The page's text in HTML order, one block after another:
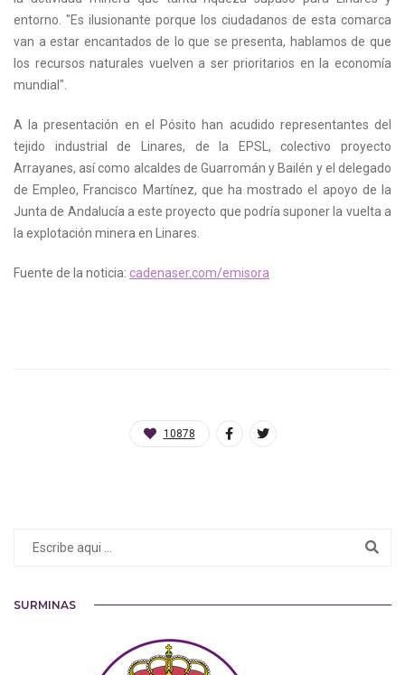
entorno. "Es ilusionante porque los ciudadanos de esta comarca
van a estar encantados de lo que se presenta, hablamos de que
los recursos naturales vuelven a ser prioritarios en la economía
mundial".
A la presentación en el Pósito han acudido representantes del
tejido industrial de Linares, de la EPSL, colectivo proyecto
Arrayanes, así como alcaldes de Guarromán y Bailén y el delegado
de Empleo, Francisco Martínez, que ha mostrado el apoyo de la
Junta de Andalucía a este proyecto que podría suponer la vuelta a
la explotación minera en Linares.
Fuente de la noticia: cadenaser.com/emisora
10878
SURMINAS